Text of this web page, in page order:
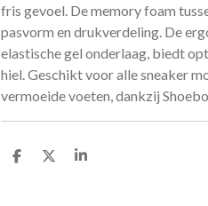
fris gevoel. De memory foam
pasvorm en drukverdeling. De
elastische gel onderlaag, biedt
hiel. Geschikt voor alle sneaker
vermoeide voeten, dankzij
D
D
S